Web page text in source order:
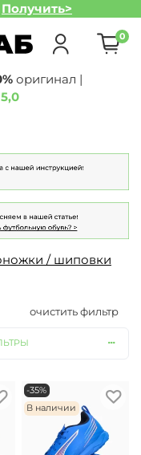
Получить>
0
оригинал |
5,0
/ шиповки
очистить фильтр
-35%
В наличии